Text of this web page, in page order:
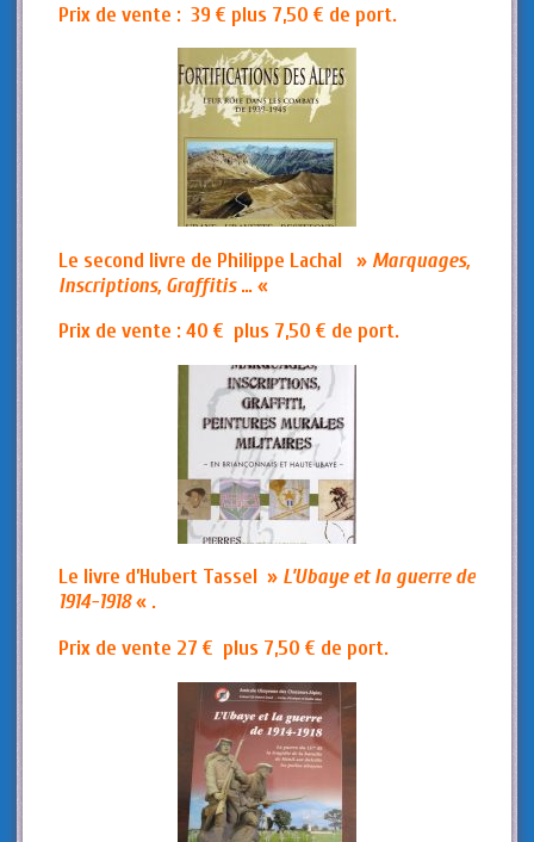
Prix de vente : 39 € plus 7,50 € de port.
Le second livre de Philippe Lachal » Marquages,
Inscriptions, Graffitis… «
Prix de vente : 40 € plus 7,50 € de port.
Le livre d’Hubert Tassel » L’Ubaye et la guerre de
1914-1918« .
Prix de vente 27 € plus 7,50 € de port.